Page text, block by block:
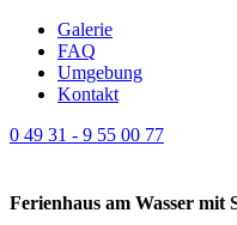
Galerie
FAQ
Umgebung
Kontakt
0 49 31 - 9 55 00 77
Ferienhaus am Wasser mit